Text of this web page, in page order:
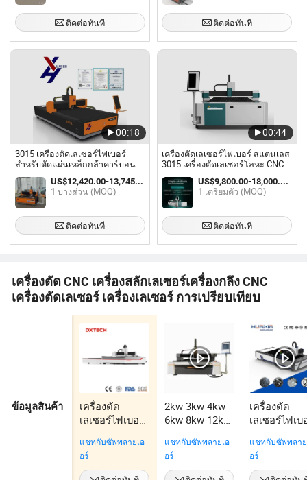
ติดต่อทันที ติดต่อทันที
00:18
3015 เครื่องตัดเลเซอร์ไฟเบอร์
สำหรับตัดแผ่นเหล็กกล้าคาร์บอน
US$12,420.00-13,745.00 / บางส่วน
1 บางส่วน (MOQ)
ติดต่อทันที
00:44
เครื่องตัดเลเซอร์ไฟเบอร์ สแตนเลส
3015 เครื่องตัดเลเซอร์โลหะ CNC
US$9,800.00-18,000.00 / เตรียมตัว
1 เตรียมตัว (MOQ)
ติดต่อทันที
เครื่องตัด CNC เครื่องสลักเลเซอร์เครื่องกลึง CNC
เครื่องตัดเลเซอร์ เครื่องเลเซอร์ การเปรียบเทียบ
ข้อมูลสินค้า
เครื่องตัด
เลเซอร์ไฟเบอร์
3015 1000W
แชทกับซัพพลายเอ
อร์
2kw 3kw 4kw
6kw 8kw 12kw
เลเซอร์ไฟเบอร์
อัตโนมัติสำหรับ
ตัดแผ่นโลหะส
แชทกับซัพพลายเอ
อร์
เครื่องตัด
เลเซอร์ไฟเบ
การรับรอง
สำหรับสแตน
เลส อลูมิเนี
แชทกับซัพพลาย
อร์